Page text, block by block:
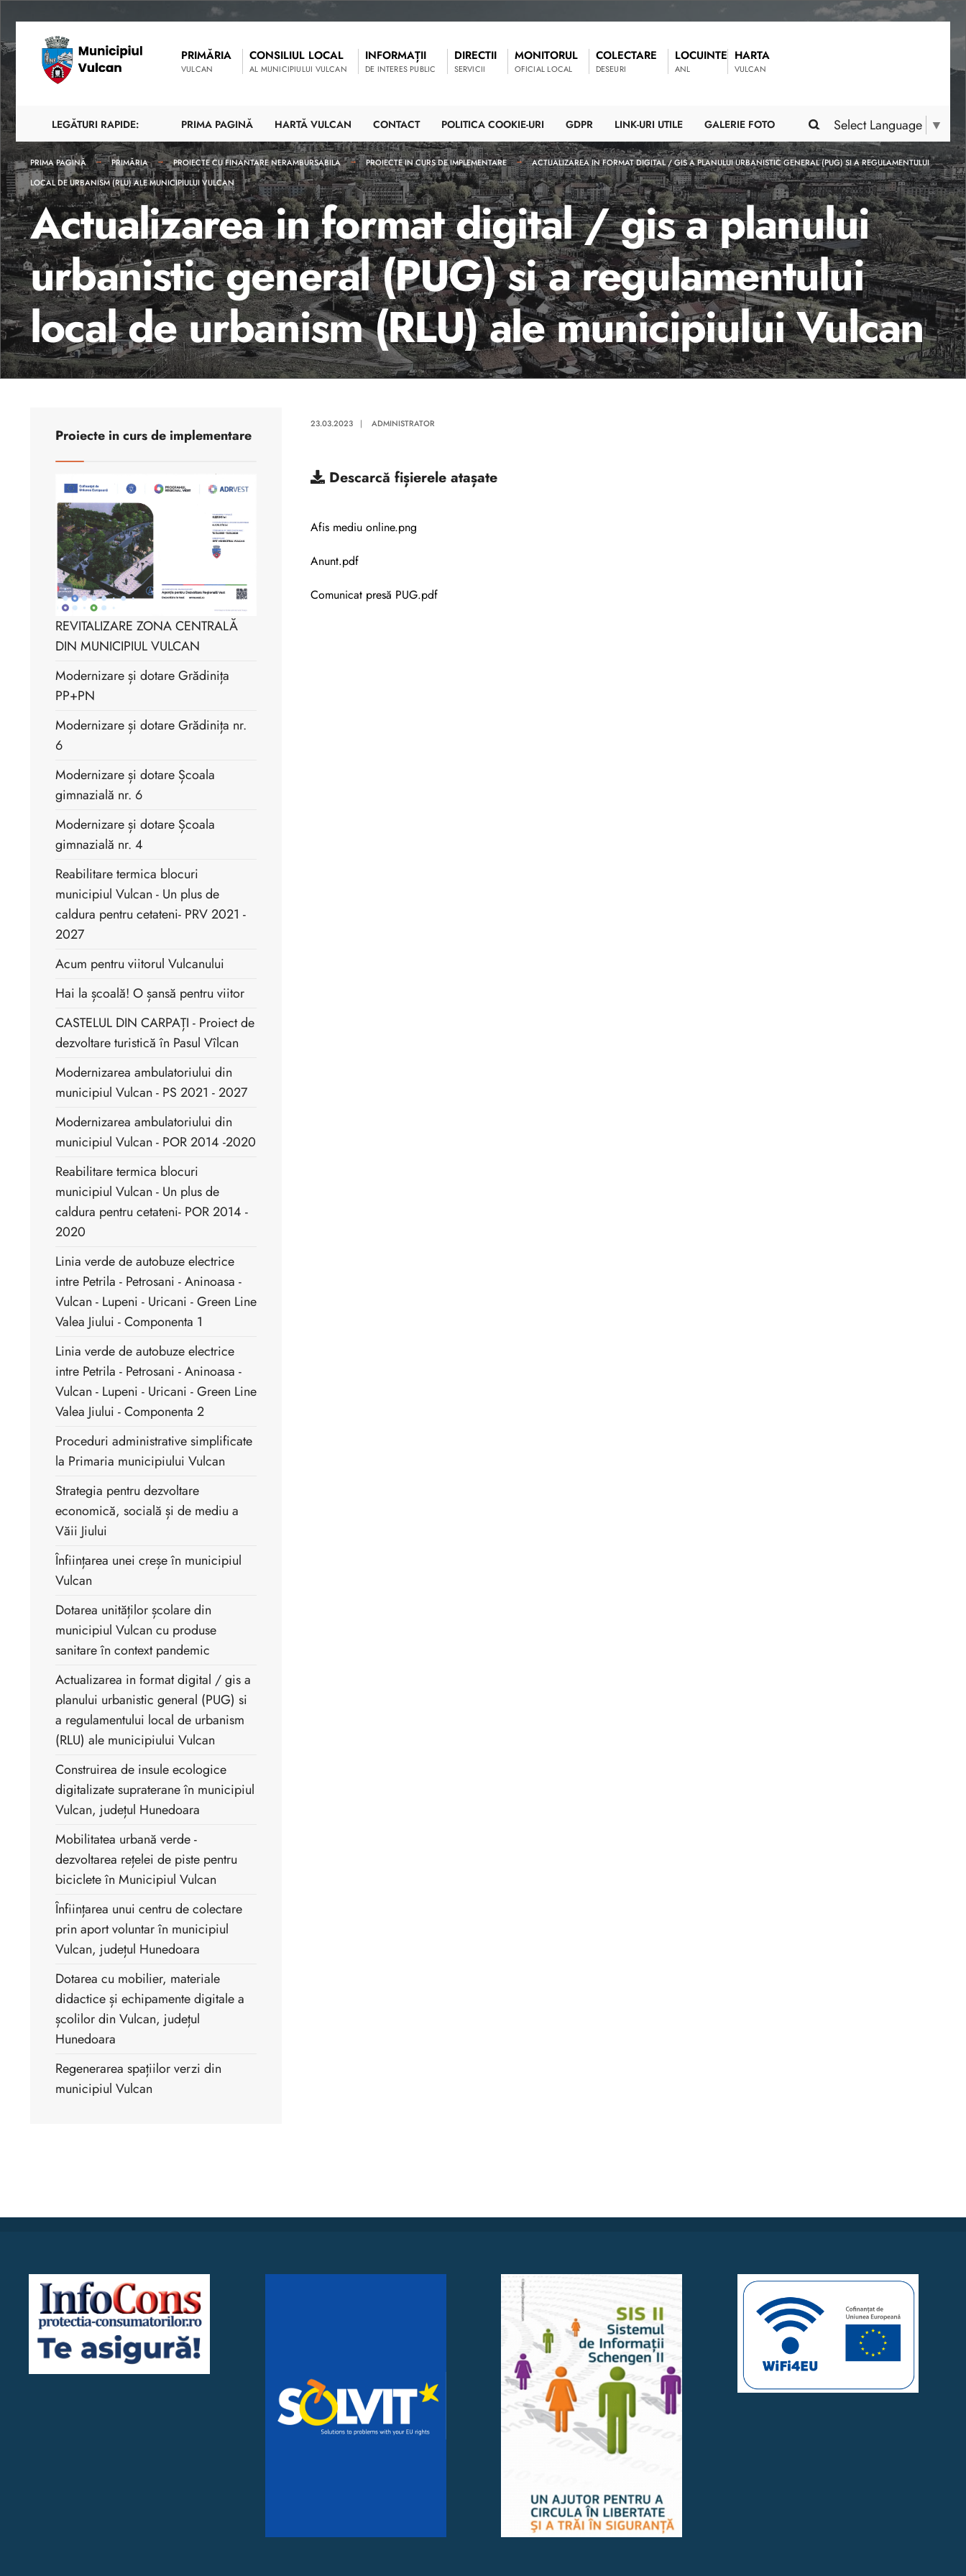
PRIMĂRIA
VULCAN
CONSILIUL LOCAL
AL MUNICIPIULUI VULCAN
INFORMAȚII
DE INTERES PUBLIC
DIRECTII
SERVICII
MONITORUL
OFICIAL LOCAL
COLECTARE
DESEURI
LOCUINTE
ANL
HARTA
VULCAN
Select Language ▼
LEGĂTURI RAPIDE: PRIMA PAGINĂ HARTĂ VULCAN CONTACT POLITICA COOKIE-URI GDPR LINK-URI UTILE GALERIE FOTO
PRIMA PAGINĂ PRIMĂRIA PROIECTE CU FINANTARE NERAMBURSABILA PROIECTE IN CURS DE IMPLEMENTARE
ACTUALIZAREA IN FORMAT DIGITAL / GIS A PLANULUI URBANISTIC GENERAL (PUG) SI A REGULAMENTULUI
LOCAL DE URBANISM (RLU) ALE MUNICIPIULUI VULCAN
Actualizarea in format digital / gis a planului
urbanistic general (PUG) si a regulamentului
local de urbanism (RLU) ale municipiului Vulcan
23.03.2023 | ADMINISTRATOR
Descarcă fișierele atașate
Afis mediu online.png
Anunt.pdf
Comunicat presă PUG.pdf
Proiecte in curs de implementare
REVITALIZARE ZONA CENTRALĂ
DIN MUNICIPIUL VULCAN
Modernizare și dotare Grădinița
PP+PN
Modernizare și dotare Grădinița nr.
6
Modernizare și dotare Școala
gimnazială nr. 6
Modernizare și dotare Școala
gimnazială nr. 4
Reabilitare termica blocuri
municipiul Vulcan - Un plus de
caldura pentru cetateni- PRV 2021 -
2027
Acum pentru viitorul Vulcanului
Hai la școală! O șansă pentru viitor
CASTELUL DIN CARPAȚI - Proiect de
dezvoltare turistică în Pasul Vîlcan
Modernizarea ambulatoriului din
municipiul Vulcan - PS 2021 - 2027
Modernizarea ambulatoriului din
municipiul Vulcan - POR 2014 -2020
Reabilitare termica blocuri
municipiul Vulcan - Un plus de
caldura pentru cetateni- POR 2014 -
2020
Linia verde de autobuze electrice
intre Petrila - Petrosani - Aninoasa -
Vulcan - Lupeni - Uricani - Green Line
Valea Jiului - Componenta 1
Linia verde de autobuze electrice
intre Petrila - Petrosani - Aninoasa -
Vulcan - Lupeni - Uricani - Green Line
Valea Jiului - Componenta 2
Proceduri administrative simplificate
la Primaria municipiului Vulcan
Strategia pentru dezvoltare
economică, socială și de mediu a
Văii Jiului
Înființarea unei creșe în municipiul
Vulcan
Dotarea unităților școlare din
municipiul Vulcan cu produse
sanitare în context pandemic
Actualizarea in format digital / gis a
planului urbanistic general (PUG) si
a regulamentului local de urbanism
(RLU) ale municipiului Vulcan
Construirea de insule ecologice
digitalizate supraterane în municipiul
Vulcan, județul Hunedoara
Mobilitatea urbană verde -
dezvoltarea rețelei de piste pentru
biciclete în Municipiul Vulcan
Înființarea unui centru de colectare
prin aport voluntar în municipiul
Vulcan, județul Hunedoara
Dotarea cu mobilier, materiale
didactice și echipamente digitale a
școlilor din Vulcan, județul
Hunedoara
Regenerarea spațiilor verzi din
municipiul Vulcan